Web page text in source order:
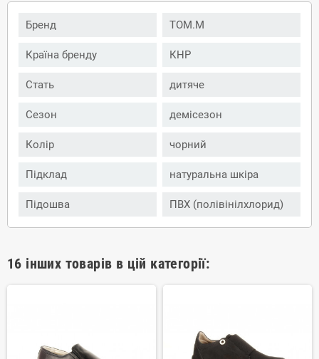
Бренд TOM.M
Країна бренду КНР
Стать дитяче
Сезон демісезон
Колір чорний
Підклад натуральна шкіра
Підошва ПВХ (полівінілхлорид)
16 інших товарів в цій категорії: